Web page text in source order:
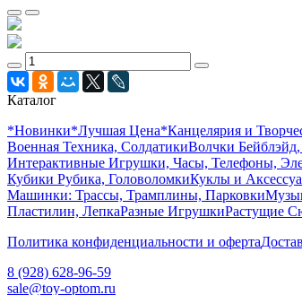
Каталог
*Новинки*Лучшая Цена*Канцелярия и
Военная Техника, СолдатикиВолчки
Интерактивные Игрушки, Часы, Телефоны,
Кубики Рубика, ГоловоломкиКуклы и
Машинки: Трассы, Трамплины, Парковки
Пластилин, ЛепкаРазные ИгрушкиРастущие
Политика конфиденциальности и оферта
8 (928) 628-96-59
sale@toy-optom.ru